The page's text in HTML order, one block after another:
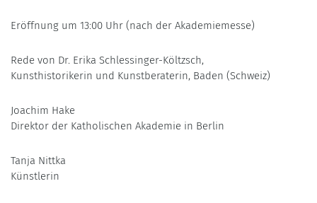
Eröffnung um 13:00 Uhr (nach der Akademiemesse)
Rede von Dr. Erika Schlessinger-Költzsch,
Kunsthistorikerin und Kunstberaterin, Baden (Schweiz)
Joachim Hake
Direktor der Katholischen Akademie in Berlin
Tanja Nittka
Künstlerin